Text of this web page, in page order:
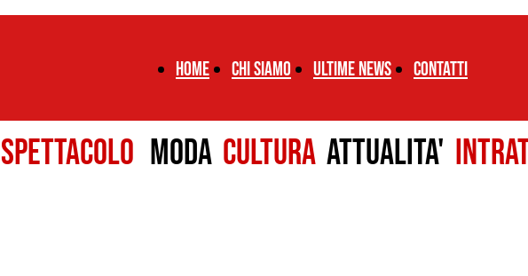
Home chi siamo ultime news CONTATTI
SPETTACOLO MODA CULTURA ATTUALITA'